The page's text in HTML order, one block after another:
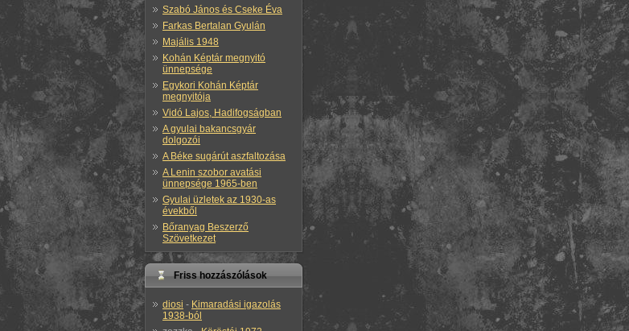
Szabó János és Cseke Éva
Farkas Bertalan Gyulán
Majális 1948
Kohán Képtár megnyitó
ünnepsége
Egykori Kohán Képtár
megnyitója
Vidó Lajos, Hadifogságban
A gyulai bakancsgyár
dolgozói
A Béke sugárút aszfaltozása
A Lenin szobor avatási
ünnepsége 1965-ben
Gyulai üzletek az 1930-as
évekből
Bőranyag Beszerző
Szövetkezet
Friss hozzászólások
diosi - Kimaradási igazolás
1938-ból